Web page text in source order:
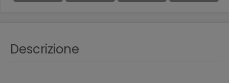
Descrizione